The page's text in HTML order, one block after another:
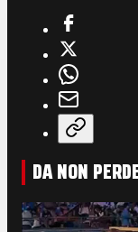
DA NON